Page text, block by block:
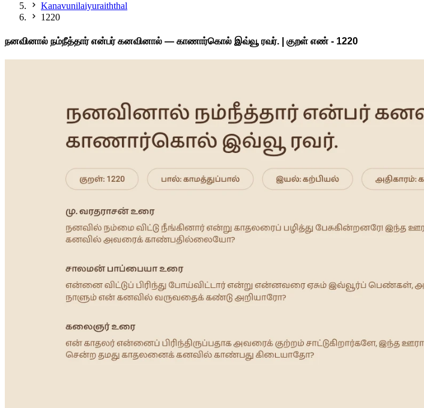
Kanavunilaiyuraiththal
1220
நனவினால் நம்நீத்தார் என்பர் கனவினால் — காணார்கொல் இவ்வூ ரவர். | குறள் எண் - 1220